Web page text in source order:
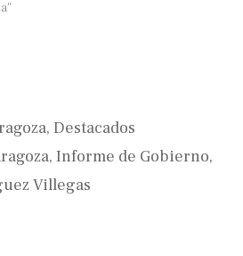
, Destacados
, Informe de Gobierno,
Villegas